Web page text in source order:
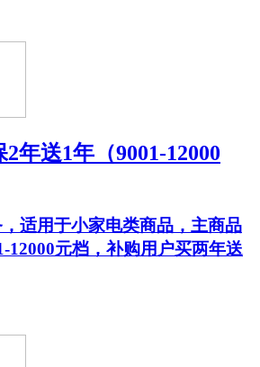
年送1年（9001-12000
适用于小家电类商品，主商品
12000元档，补购用户买两年送